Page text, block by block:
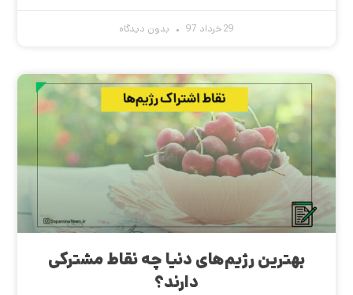
29 خرداد 97 بدون دیدگاه
بهترین رژیم‌های دنیا چه نقاط مشترکی
دارند؟